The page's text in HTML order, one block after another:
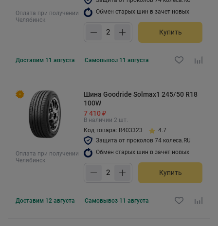
Оплата при получении
Челябинск
Обмен старых шин в зачет новых
Купить
Доставим 11 августа Самовывоз 11 августа
Оплата при получении
Челябинск
Шина Goodride Solmax1 245/50 R18
100W
7 410 ₽
В наличии 2 шт.
Код товара: R403323
4.7
Защита от проколов 74 колеса.RU
Обмен старых шин в зачет новых
Купить
Доставим 12 августа Самовывоз 11 августа